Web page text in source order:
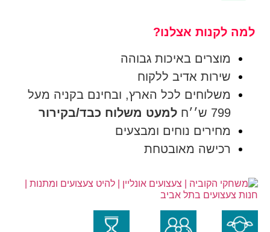
למה לקנות אצלנו?
מוצרים באיכות גבוהה
שירות אדיב ללקוח
משלוחים לכל הארץ, ובחינם בקניה מעל
799 ש׳׳ח
למעט משלוח כבד/בקירור
מחירים נוחים ומבצעים
רכישה מאובטחת